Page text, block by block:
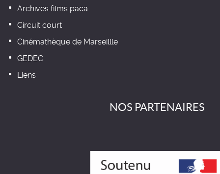
Archives films paca
Circuit court
Cinémathèque de Marseillle
GEDEC
Liens
NOS PARTENAIRES